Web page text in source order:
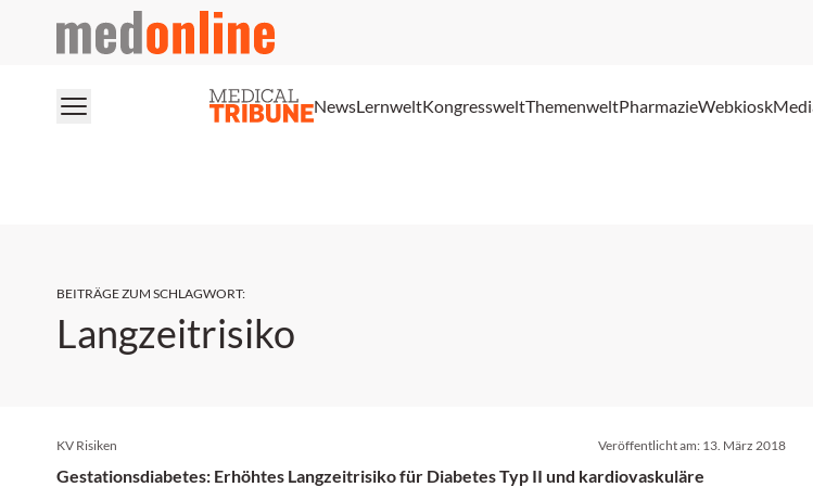
medonline
NewsLernweltKongressweltThemenweltPharmazieWebkiosk
BEITRÄGE ZUM SCHLAGWORT:
Langzeitrisiko
KV Risiken Veröffentlicht am: 13. März 2018
Gestationsdiabetes: Erhöhtes Langzeitrisiko für Diabetes Typ II und kardiovaskuläre